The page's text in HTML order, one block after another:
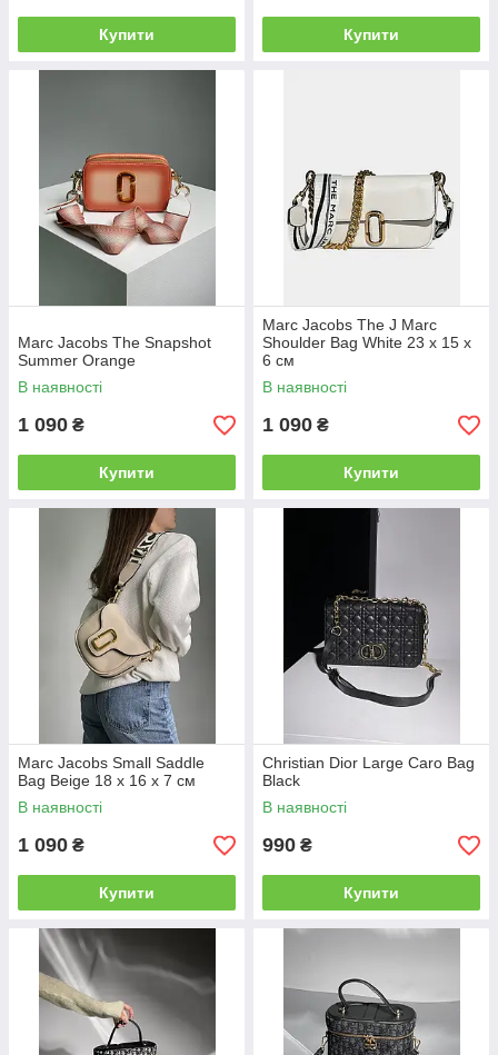
Купити Купити
Marc Jacobs The Snapshot
Summer Orange
В наявності
1 090 ₴
Купити
Marc Jacobs The J Marc
Shoulder Bag White 23 х 15 х
6 см
В наявності
1 090 ₴
Купити
Marc Jacobs Small Saddle
Bag Beige 18 х 16 х 7 см
В наявності
1 090 ₴
Купити
Christian Dior Large Caro Bag
Black
В наявності
990 ₴
Купити